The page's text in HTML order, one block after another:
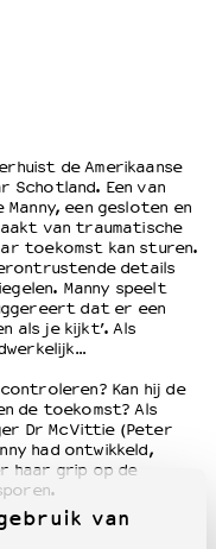
van
de Amerikaanse
Schotland. Een van
een gesloten en
van traumatische
toekomst kan sturen.
details
Manny speelt
dat er een
als je kijkt’. Als
Kan hij de
de toekomst? Als
Dr McVittie (Peter
had ontwikkeld,
haar grip op de